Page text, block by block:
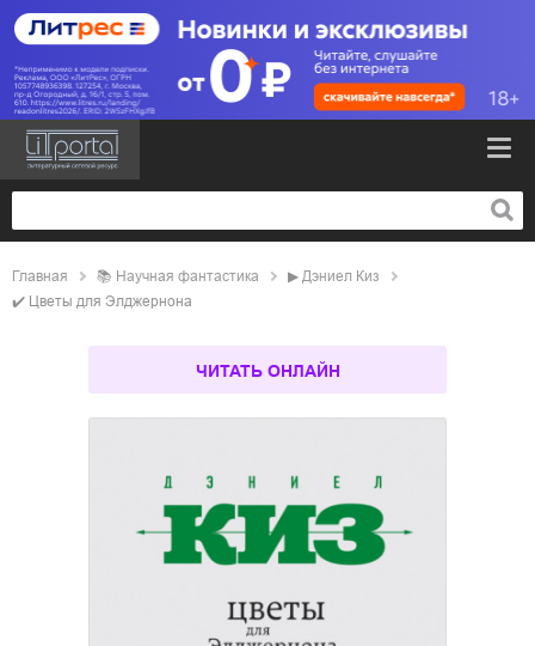
Главная 📚 научная фантастика ▶ Дэниел Киз
✔️ Цветы для Элджернона
ЧИТАТЬ ОНЛАЙН